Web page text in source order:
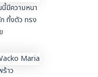
มีความหนา
ทิ้งตัว ทรง
ร้าว